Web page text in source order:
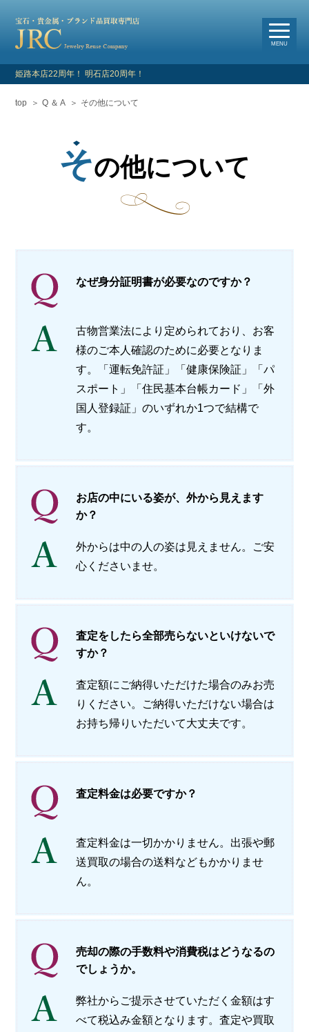
MENU
選べる買取・査定方法
新着情報
よくあるご質問
買取対象品目
店舗情報・アクセス
メールでお問い合わせ
姫路本店へ電話で問い合わせる
明石店へ電話で問い合わせる
姫路本店22周年！ 明石店20周年！
top Q ＆ A その他について
その他について
なぜ身分証明書が必要なのですか？
古物営業法により定められており、お客
様のご本人確認のために必要となりま
す。「運転免許証」「健康保険証」「パ
スポート」「住民基本台帳カード」「外
国人登録証」のいずれか1つで結構で
す。
お店の中にいる姿が、外から見えます
か？
外からは中の人の姿は見えません。ご安
心くださいませ。
査定をしたら全部売らないといけないで
すか？
査定額にご納得いただけた場合のみお売
りください。ご納得いただけない場合は
お持ち帰りいただいて大丈夫です。
査定料金は必要ですか？
査定料金は一切かかりません。出張や郵
送買取の場合の送料などもかかりませ
ん。
売却の際の手数料や消費税はどうなるの
でしょうか。
弊社からご提示させていただく金額はす
べて税込み金額となります。査定や買取